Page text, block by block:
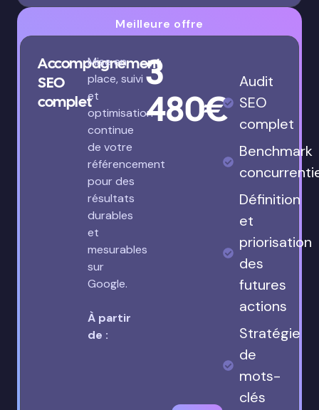
Meilleure offre
Accompagnement
SEO
complet
Mise en
place, suivi
et
optimisation
continue
de votre
référencement
pour des
résultats
durables
et
mesurables
sur
Google.
À partir
de :
3
480€
Audit
SEO
complet
Benchmark
Définition
et
priorisation
des
futures
actions
Stratégie
de
mots-
clés